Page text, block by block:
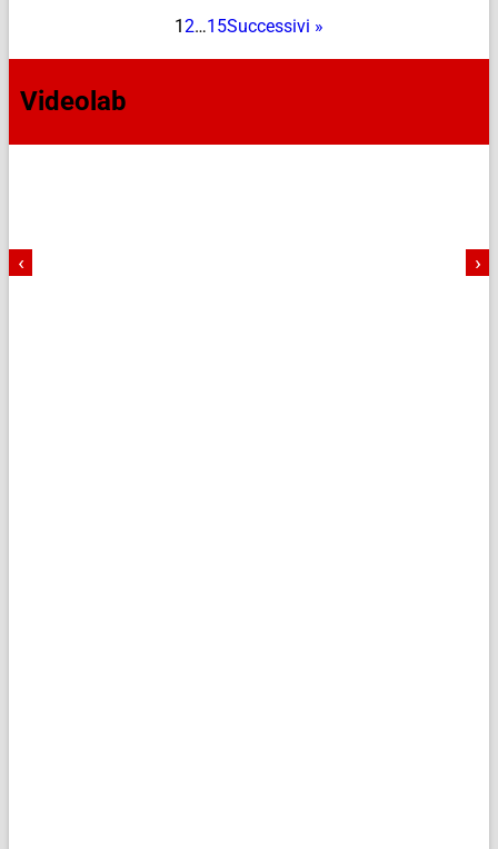
12…15Successivi »
Videolab
‹ ›